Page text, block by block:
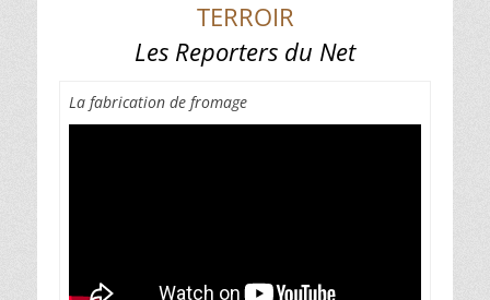
TERROIR
Les Reporters du Net
La fabrication de fromage